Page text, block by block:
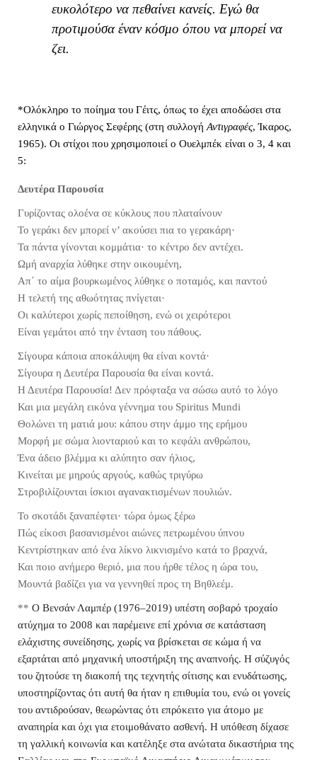
ευκολότερο να πεθαίνει κανείς. Εγώ θα
προτιμούσα έναν κόσμο όπου να μπορεί να
ζει.
*Ολόκληρο το ποίημα του Γέιτς, όπως το έχει αποδώσει στα
ελληνικά ο Γιώργος Σεφέρης (στη συλλογή Αντιγραφές, Ίκαρος,
1965). Οι στίχοι που χρησιμοποιεί ο Ουελμπέκ είναι ο 3, 4 και
5:
Δευτέρα Παρουσία
Γυρίζοντας ολοένα σε κύκλους που πλαταίνουν
Το γεράκι δεν μπορεί ν’ ακούσει πια το γερακάρη·
Τα πάντα γίνονται κομμάτια· το κέντρο δεν αντέχει.
Ωμή αναρχία λύθηκε στην οικουμένη,
Απ΄ το αίμα βουρκωμένος λύθηκε ο ποταμός, και παντού
Η τελετή της αθωότητας πνίγεται·
Οι καλύτεροι χωρίς πεποίθηση, ενώ οι χειρότεροι
Είναι γεμάτοι από την ένταση του πάθους.
Σίγουρα κάποια αποκάλυψη θα είναι κοντά·
Σίγουρα η Δευτέρα Παρουσία θα είναι κοντά.
Η Δευτέρα Παρουσία! Δεν πρόφταξα να σώσω αυτό το λόγο
Και μια μεγάλη εικόνα γέννημα του Spiritus Mundi
Θολώνει τη ματιά μου: κάπου στην άμμο της ερήμου
Μορφή με σώμα λιονταριού και το κεφάλι ανθρώπου,
Ένα άδειο βλέμμα κι αλύπητο σαν ήλιος,
Κινείται με μηρούς αργούς, καθώς τριγύρω
Στροβιλίζουνται ίσκιοι αγανακτισμένων πουλιών.
Το σκοτάδι ξαναπέφτει· τώρα όμως ξέρω
Πώς είκοσι βασανισμένοι αιώνες πετρωμένου ύπνου
Κεντρίστηκαν από ένα λίκνο λικνισμένο κατά το βραχνά,
Και ποιο ανήμερο θεριό, μια που ήρθε τέλος η ώρα του,
Μουντά βαδίζει για να γεννηθεί προς τη Βηθλεέμ.
** Ο Βενσάν Λαμπέρ (1976–2019) υπέστη σοβαρό τροχαίο
ατύχημα το 2008 και παρέμεινε επί χρόνια σε κατάσταση
ελάχιστης συνείδησης, χωρίς να βρίσκεται σε κώμα ή να
εξαρτάται από μηχανική υποστήριξη της αναπνοής. Η σύζυγός
του ζητούσε τη διακοπή της τεχνητής σίτισης και ενυδάτωσης,
υποστηρίζοντας ότι αυτή θα ήταν η επιθυμία του, ενώ οι γονείς
του αντιδρούσαν, θεωρώντας ότι επρόκειτο για άτομο με
αναπηρία και όχι για ετοιμοθάνατο ασθενή. Η υπόθεση δίχασε
τη γαλλική κοινωνία και κατέληξε στα ανώτατα δικαστήρια της